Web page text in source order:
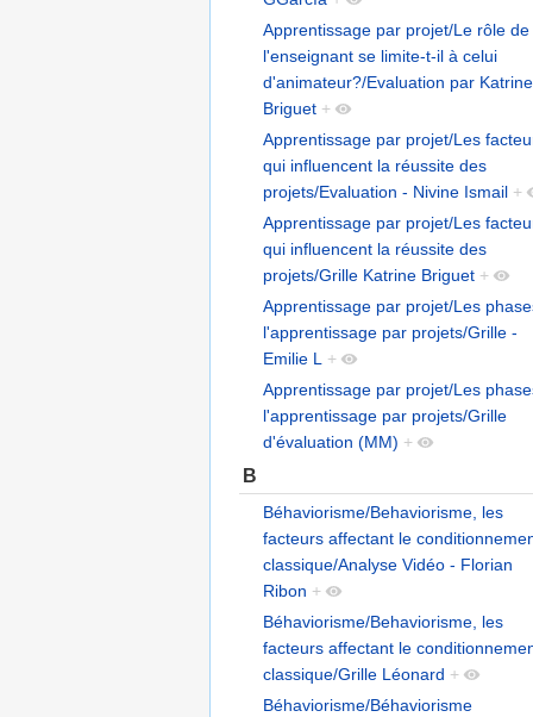
Apprentissage par projet/Le rôle de
l'enseignant se limite-t-il à celui
d'animateur?/Evaluation par Katrine
Briguet +
Apprentissage par projet/Les
qui influencent la réussite des
projets/Evaluation - Nivine Ismail +
Apprentissage par projet/Les
qui influencent la réussite des
projets/Grille Katrine Briguet +
Apprentissage par projet/Les
l'apprentissage par projets/Grille -
Emilie L +
Apprentissage par projet/Les
l'apprentissage par projets/Grille
d'évaluation (MM) +
B
Béhaviorisme/Behaviorisme, les
facteurs affectant le
classique/Analyse Vidéo - Florian
Ribon +
Béhaviorisme/Behaviorisme, les
facteurs affectant le
classique/Grille Léonard +
Béhaviorisme/Béhaviorisme